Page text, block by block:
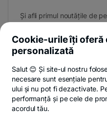
Și afli primul noutățile de
Privacy HubPolitica de
Cookie-urile îți oferă
personalizată
Salut 😊 Și site-ul nostru
necesare sunt esențiale
ului și nu pot fi dezactivate.
performanță și pe cele de
acordul tău.